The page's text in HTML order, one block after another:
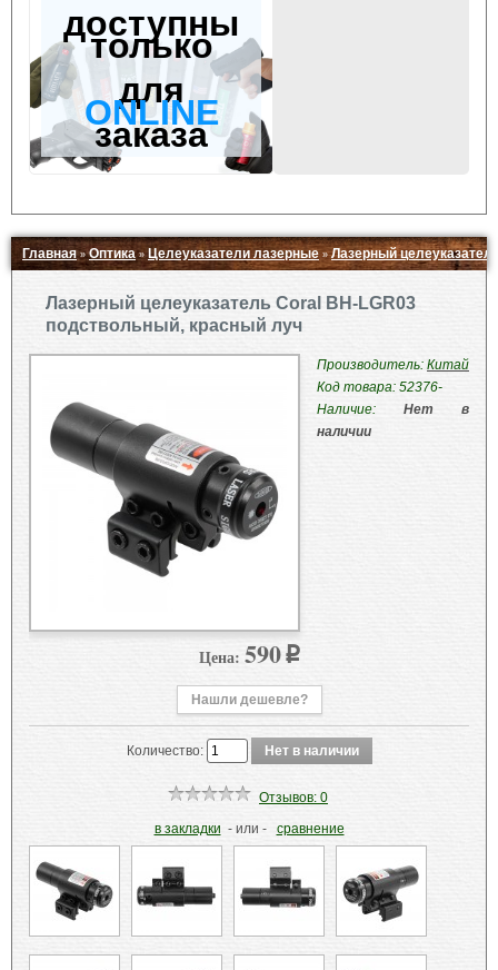
доступны
только
для
ONLINE
заказа
Главная»Оптика » Целеуказатели лазерные »Лазерный
Лазерный целеуказатель Coral BH-LGR03
подствольный, красный луч
Производитель: Китай
Код товара: 52376-
Наличие: Нет в
наличии
Цена: 590p
Нашли дешевле?
Количество:
Отзывов: 0
в закладки - или - сравнение